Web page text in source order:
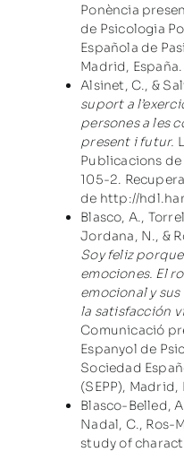
Ponència
de Psicologia
Española de
Madrid, España.
Alsinet, C., &
suport a
persones a les
present i futur.
Publicacions
105-2.
de http://
Blasco, A.,
Jordana, N., &
Soy feliz
emociones. El
emocional y
la satisfacción
Comunicació
Espanyol de
Sociedad
(SEPP), Madrid,
Blasco-Belled,
Nadal, C., Ros-
study of